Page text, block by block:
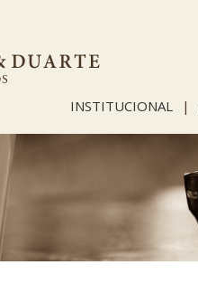
INSTITUCIONAL |